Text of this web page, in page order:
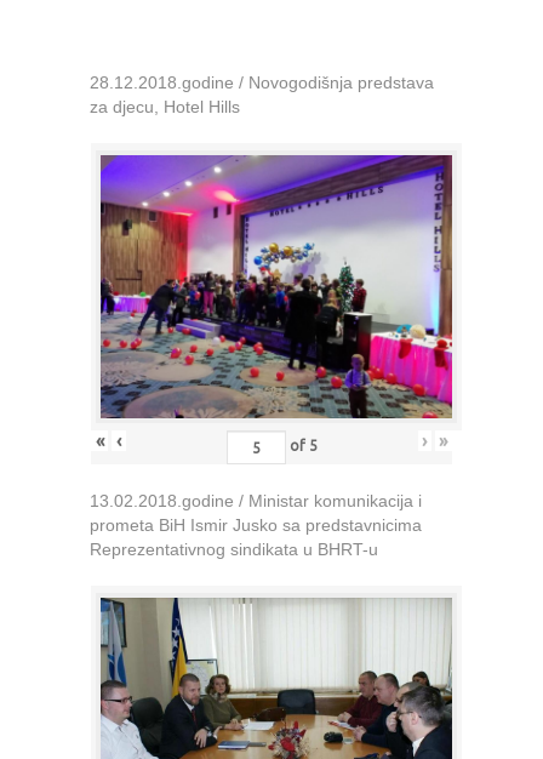
28.12.2018.godine / Novogodišnja predstava
za djecu, Hotel Hills
« ‹ of 5 › »
13.02.2018.godine / Ministar komunikacija i
prometa BiH Ismir Jusko sa predstavnicima
Reprezentativnog sindikata u BHRT-u